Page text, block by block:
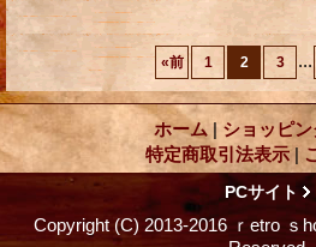
«前 1 2 3 ...
ホーム | ショッピン
特定商取引法表示 |
PCサイト
Copyright (C) 2013-2016 ｒetro ｓ